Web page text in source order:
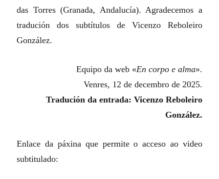
das Torres (Granada, Andalucía). Agradecemos a
tradución dos subtítulos de Vicenzo Reboleiro
González.
Equipo da web «En corpo e alma».
Venres, 12 de decembro de 2025.
Tradución da entrada: Vicenzo Reboleiro
González.
Enlace da páxina que permite o acceso ao video
subtitulado: